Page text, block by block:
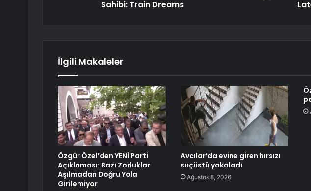
Sahibi: Train Dreams
İlgili Makaleler
Özgür Özel’den YENİ Parti
Açıklaması: Bazı Zorluklar
Aşılmadan Doğru Yola
Girilemiyor
Avcılar’da evine giren hırsızı
suçüstü yakaladı
Ağustos 8, 2026